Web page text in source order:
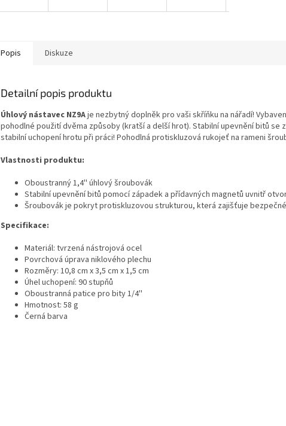
Popis Diskuze
Detailní popis produktu
Úhlový nástavec NZ9Aje nezbytný doplněk pro vaši skříňku na nářadí!
pohodlné použití dvěma způsoby (kratší a delší hrot). Stabilní upevnění bitů se
stabilní uchopení hrotu při práci! Pohodlná protiskluzová rukojeť na rameni
Vlastnosti produktu:
Oboustranný 1,4'' úhlový šroubovák
Stabilní upevnění bitů pomocí západek a přídavných magnetů uvnitř
Šroubovák je pokryt protiskluzovou strukturou, která zajišťuje
Specifikace:
Materiál: tvrzená nástrojová ocel
Povrchová úprava niklového plechu
Rozměry: 10,8 cm x 3,5 cm x 1,5 cm
Úhel uchopení: 90 stupňů
Oboustranná patice pro bity 1/4''
Hmotnost: 58 g
Černá barva